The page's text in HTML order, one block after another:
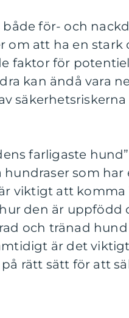
för- och
om att ha en
faktor för
kan ändå vara
farligaste
hundraser som
viktigt att
den är uppfödd
och tränad
är det
rätt sätt för att